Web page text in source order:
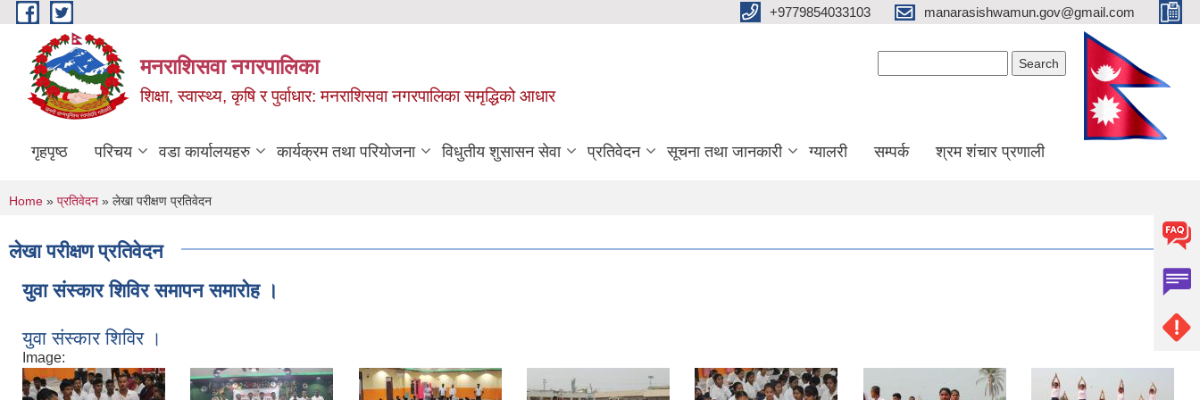
Skip to main content +9779854033103 manarasishwamun.gov@gmail.com
मनराशिसवा नगरपालिका
शिक्षा, स्वास्थ्य, कृषि र पुर्वाधार: मनराशिसवा नगरपालिका समृद्धिको आधार
गृहपृष्ठ परिचय वडा कार्यालयहरु कार्यक्रम तथा परियोजना विधुतीय शुसासन सेवा प्रतिवेदन सूचना तथा जानकारी ग्यालरी सम्पर्क श्रम शंचार प्रणाली
You are here
Home » प्रतिवेदन » लेखा परीक्षण प्रतिवेदन
लेखा परीक्षण प्रतिवेदन
युवा संस्कार शिविर समापन समारोह ।
युवा संस्कार शिविर ।
Image: